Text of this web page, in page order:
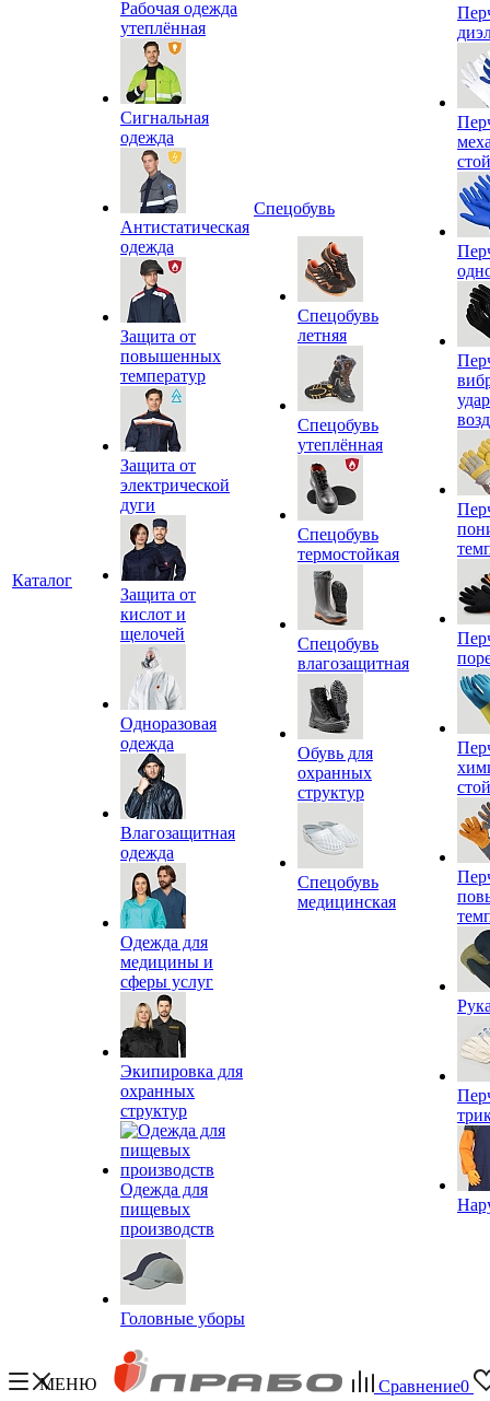
Каталог
Рабочая одежда
утеплённая
Сигнальная
одежда
Антистатическая
одежда
Защита от
повышенных
температур
Защита от
электрической
дуги
Защита от
кислот и
щелочей
Одноразовая
одежда
Влагозащитная
одежда
Одежда для
медицины и
сферы услуг
Экипировка для
охранных
структур
Одежда для
пищевых
производств
Головные уборы
Спецобувь
Спецобувь
летняя
Спецобувь
утеплённая
Спецобувь
термостойкая
Спецобувь
влагозащитная
Обувь для
охранных
структур
Спецобувь
медицинская
МЕНЮ Сравнение0